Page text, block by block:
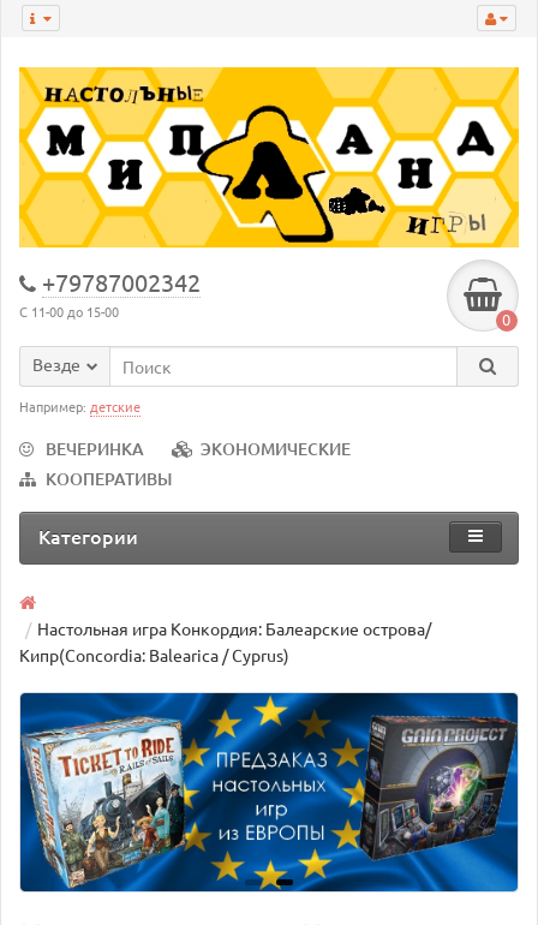
+79787002342
С 11-00 до 15-00 0
Везде
Например: детские
ВЕЧЕРИНКА
ЭКОНОМИЧЕСКИЕ
КООПЕРАТИВЫ
Категории
Настольная игра Конкордия: Балеарские острова/
Кипр(Concordia: Balearica / Cyprus)